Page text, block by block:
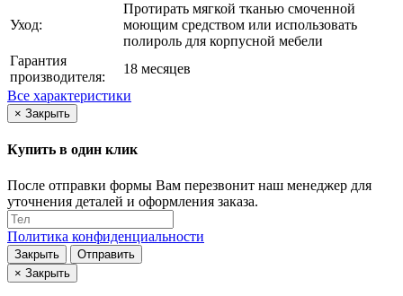
Уход:
Протирать мягкой тканью смоченной
моющим средством или использовать
полироль для корпусной мебели
Гарантия
производителя:
18 месяцев
Все характеристики
× Закрыть
Купить в один клик
После отправки формы Вам перезвонит наш менеджер для
уточнения деталей и оформления заказа.
Политика конфиденциальности
Закрыть
Отправить
× Закрыть